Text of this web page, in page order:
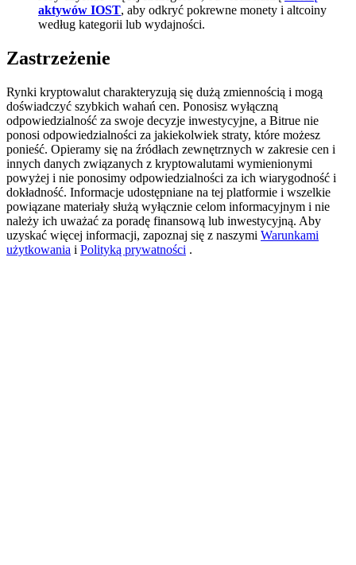
Deposit & Trade BTC to Share 25000 USDT prize pool!
Share 500000 CASHCAT prize pool
Exclusive for BitMart Users
Register & Trade to Win 500,000 USDT
aktywów IOST, aby odkryć pokrewne monety i altcoiny
według kategorii lub wydajności.
Zastrzeżenie
Rynki kryptowalut charakteryzują się dużą zmiennością i mogą
doświadczyć szybkich wahań cen. Ponosisz wyłączną
odpowiedzialność za swoje decyzje inwestycyjne, a Bitrue nie
ponosi odpowiedzialności za jakiekolwiek straty, które możesz
ponieść. Opieramy się na źródłach zewnętrznych w zakresie cen i
innych danych związanych z kryptowalutami wymienionymi
powyżej i nie ponosimy odpowiedzialności za ich wiarygodność i
dokładność. Informacje udostępniane na tej platformie i wszelkie
powiązane materiały służą wyłącznie celom informacyjnym i nie
należy ich uważać za poradę finansową lub inwestycyjną. Aby
uzyskać więcej informacji, zapoznaj się z naszymi Warunkami
użytkowania i Polityką prywatności .